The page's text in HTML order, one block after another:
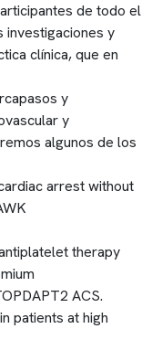
de todo el
investigaciones y
clínica, que en
y
y
algunos de los
arrest without
therapy
ACS.
patients at high